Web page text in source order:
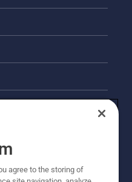
à sustentabilidade
agree to the storing of